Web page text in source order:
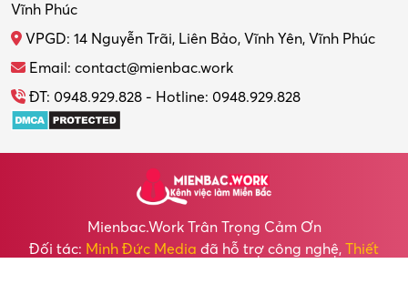
Vĩnh Phúc
VPGD: 14 Nguyễn Trãi, Liên Bảo, Vĩnh Yên, Vĩnh Phúc
Email: contact@mienbac.work
ĐT: 0948.929.828 - Hotline: 0948.929.828
Mienbac.work Trân Trọng Cảm Ơn
Đối tác: Minh Đức Media đã hỗ trợ công nghệ, Thiết